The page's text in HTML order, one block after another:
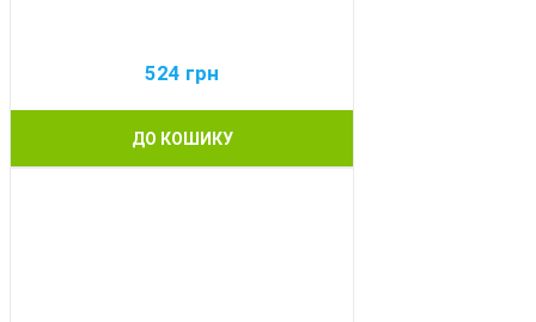
524 грн
ДО КОШИКУ